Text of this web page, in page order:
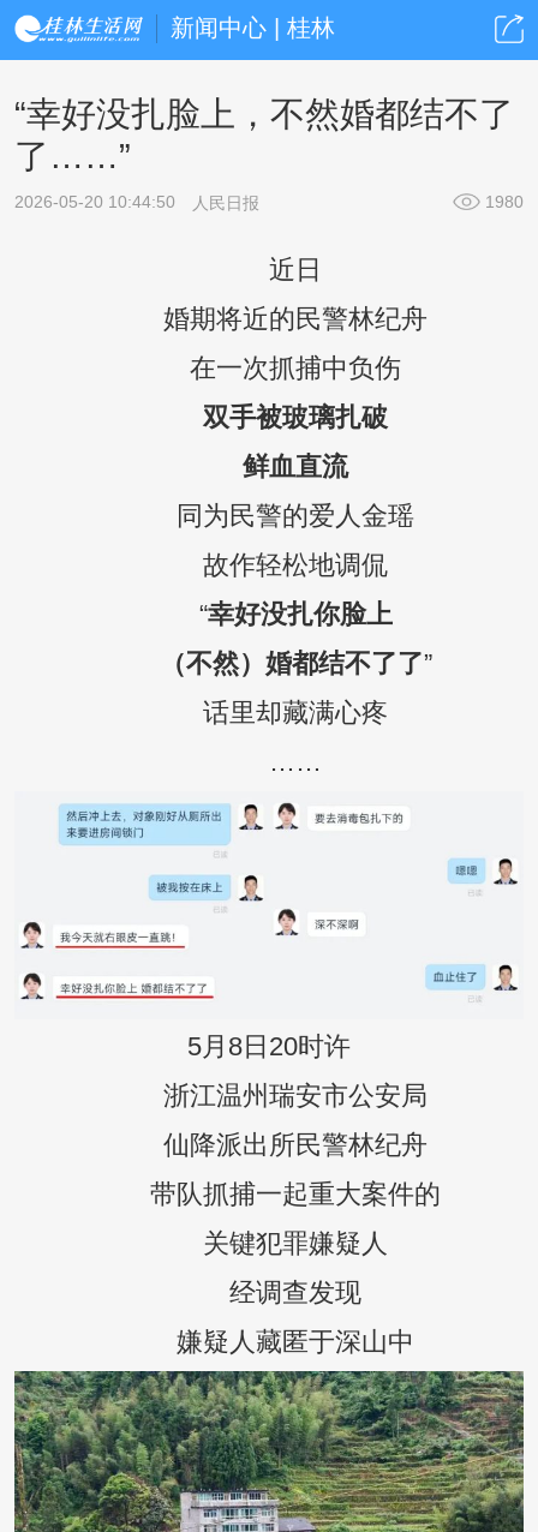
新闻中心 | 桂林
“幸好没扎脸上，不然婚都结不了
了……”
2026-05-20 10:44:50 人民日报 1980
近日
婚期将近的民警林纪舟
在一次抓捕中负伤
双手被玻璃扎破
鲜血直流
同为民警的爱人金瑶
故作轻松地调侃
“幸好没扎你脸上
（不然）婚都结不了了”
话里却藏满心疼
……
5月8日20时许
浙江温州瑞安市公安局
仙降派出所民警林纪舟
带队抓捕一起重大案件的
关键犯罪嫌疑人
经调查发现
嫌疑人藏匿于深山中